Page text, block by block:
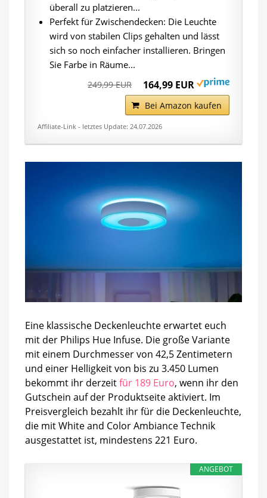
überall zu platzieren...
Perfekt für Zwischendecken: Die Leuchte
wird von stabilen Clips gehalten und lässt
sich so noch einfacher installieren. Bringen
Sie Farbe in Räume...
249,99 EUR 164,99 EUR
Bei Amazon kaufen
Affiliate-Link - letztes Update: 24.07.2026
Eine klassische Deckenleuchte erwartet euch
mit der Philips Hue Infuse. Die große Variante
mit einem Durchmesser von 42,5 Zentimetern
und einer Helligkeit von bis zu 3.450 Lumen
bekommt ihr derzeitfür 189 Euro, wenn ihr den
Gutschein auf der Produktseite aktiviert. Im
Preisvergleich bezahlt ihr für die Deckenleuchte,
die mit White and Color Ambiance Technik
ausgestattet ist, mindestens 221 Euro.
ANGEBOT